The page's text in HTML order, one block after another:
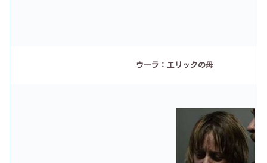
ウーラ：エリックの母